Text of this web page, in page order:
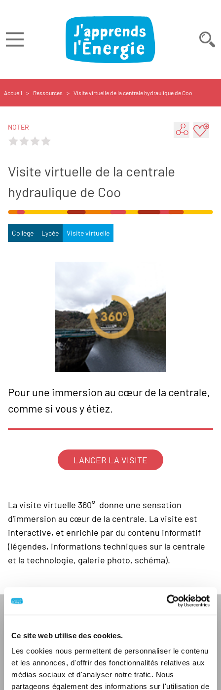
Ce site web utilise des cookies.
Les cookies nous permettent de personnaliser le contenu
et les annonces, d'offrir des fonctionnalités relatives aux
médias sociaux et d'analyser notre trafic. Nous
partageons également des informations sur l'utilisation de
Accueil > Ressources > Visite virtuelle de la centrale hydraulique de Coo
NOTER
Partager
Visite virtuelle de la centrale
hydraulique de Coo
Collège Lycée Visite virtuelle
Pour une immersion au cœur de la centrale,
comme si vous y étiez.
LANCER LA VISITE
La visite virtuelle 360° donne une sensation
d'immersion au cœur de la centrale. La visite est
interactive, et enrichie par du contenu informatif
(légendes, informations techniques sur la centrale
et la technologie, galerie photo, schéma).